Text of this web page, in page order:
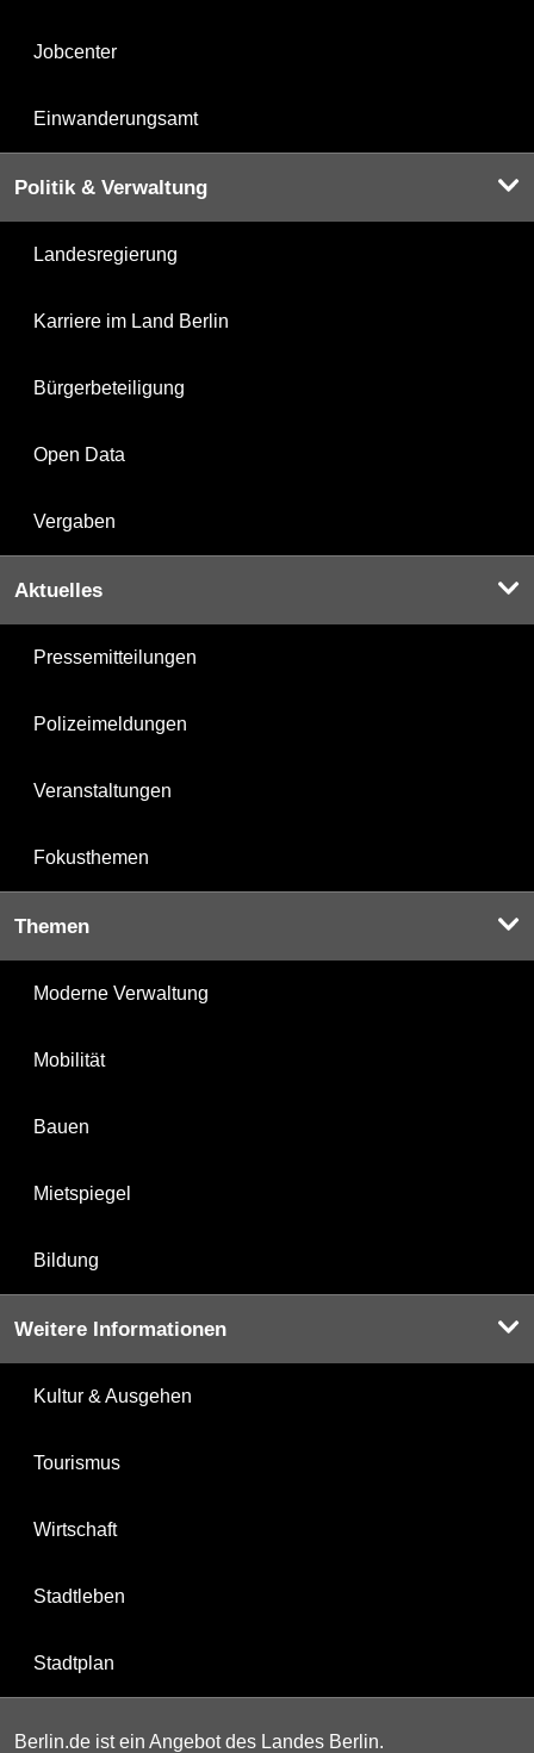
Jobcenter
Einwanderungsamt
Politik & Verwaltung
Landesregierung
Karriere im Land Berlin
Bürgerbeteiligung
Open Data
Vergaben
Aktuelles
Pressemitteilungen
Polizeimeldungen
Veranstaltungen
Fokusthemen
Themen
Moderne Verwaltung
Mobilität
Bauen
Mietspiegel
Bildung
Weitere Informationen
Kultur & Ausgehen
Tourismus
Wirtschaft
Stadtleben
Stadtplan
Berlin.de ist ein Angebot des Landes Berlin.